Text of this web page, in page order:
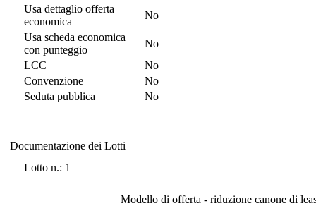
Usa dettaglio offerta
economica
No
Usa scheda economica
con punteggio
No
LCC
No
Convenzione
No
Seduta pubblica
No
Documentazione dei Lotti
Lotto n.: 1
Modello di offerta - riduzione canone di